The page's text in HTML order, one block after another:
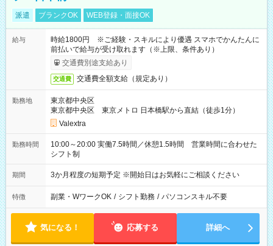
派遣 ブランクOK WEB登録・面接OK
給与
時給1800円 ※ご経験・スキルにより優遇 スマホでかんたんに
前払いで給与が受け取れます（※上限、条件あり）
交通費別途支給あり
交通費 交通費全額支給（規定あり）
勤務地
東京都中央区
東京都中央区 東京メトロ 日本橋駅から直結（徒歩1分）
Valextra
勤務時間
10:00～20:00 実働7.5時間／休憩1.5時間 営業時間に合わせた
シフト制
期間 3か月程度の短期予定 ※開始日はお気軽にご相談ください
特徴 副業・WワークOK / シフト勤務 / パソコンスキル不要
気になる！ 応募する 詳細へ